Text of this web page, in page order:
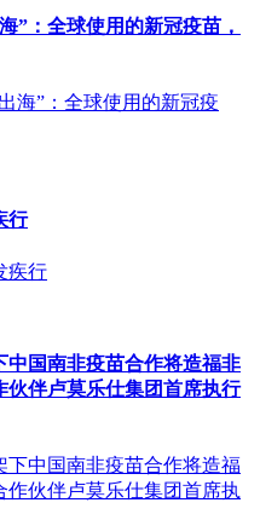
”：全球使用的新冠疫苗，
行
中国南非疫苗合作将造福非
伴卢莫乐仕集团首席执行